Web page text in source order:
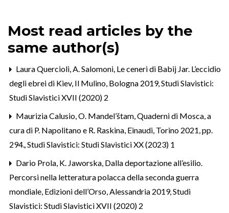
Most read articles by the
same author(s)
Laura Quercioli,A. Salomoni, Le ceneri di Babij Jar. L’eccidio
degli ebrei di Kiev, Il Mulino, Bologna 2019,Studi Slavistici:
Studi Slavistici XVII (2020) 2
Maurizia Calusio,O. Mandel’štam, Quaderni di Mosca, a
cura di P. Napolitano e R. Raskina, Einaudi, Torino 2021, pp.
294.,Studi Slavistici: Studi Slavistici XX (2023) 1
Dario Prola, K. Jaworska, Dalla deportazione all’esilio.
Percorsi nella letteratura polacca della seconda guerra
mondiale, Edizioni dell’Orso, Alessandria 2019,Studi
Slavistici: Studi Slavistici XVII (2020) 2